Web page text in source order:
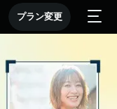
プラン変更